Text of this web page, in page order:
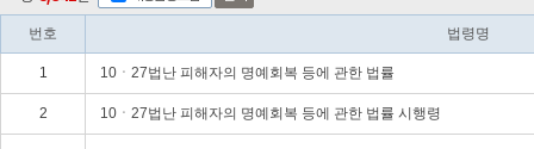
번호 법령명
1 10ㆍ27법난 피해자의 명예회복 등에 관한 법률
2 10ㆍ27법난 피해자의 명예회복 등에 관한 법률 시행령